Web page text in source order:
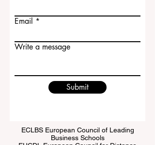
Last name
Email